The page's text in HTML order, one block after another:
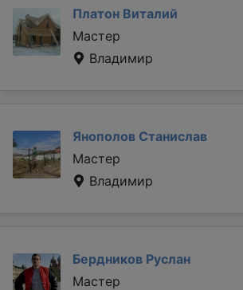
Платон Виталий
Мастер
Владимир
Янополов Станислав
Мастер
Владимир
Бердников Руслан
Мастер